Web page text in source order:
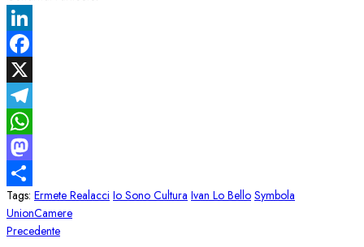
LinkedIn
Facebook
X
Telegram
WhatsApp
Mastodon
Condividi
Tags: Ermete Realacci Io Sono Cultura Ivan Lo Bello Symbola
UnionCamere
Navigazione
PrecedenteArticolo